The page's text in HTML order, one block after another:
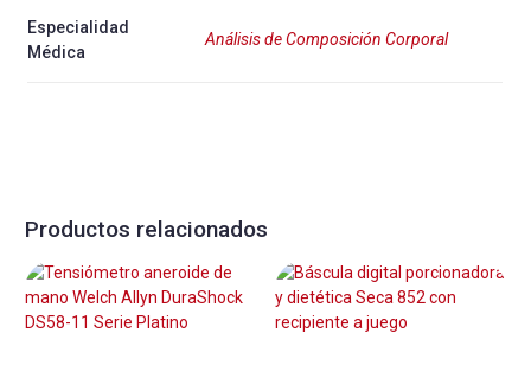
Especialidad
Médica
Análisis de Composición Corporal
Productos relacionados